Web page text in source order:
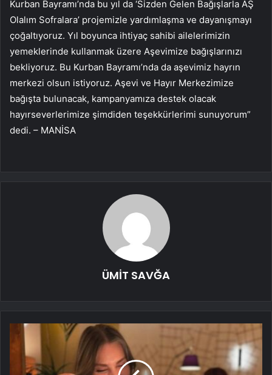
Kurban Bayramı’nda bu yıl da ‘Sizden Gelen Bağışlarla AŞ
Olalım Sofralara’ projemizle yardımlaşma ve dayanışmayı
çoğaltıyoruz. Yıl boyunca ihtiyaç sahibi ailelerimizin
yemeklerinde kullanmak üzere Aşevimize bağışlarınızı
bekliyoruz. Bu Kurban Bayramı’nda da aşevimiz hayrın
merkezi olsun istiyoruz. Aşevi ve Hayır Merkezimize
bağışta bulunacak, kampanyamıza destek olacak
hayırseverlerimize şimdiden teşekkürlerimi sunuyorum”
dedi. – MANİSA
ÜMİT SAVĞA